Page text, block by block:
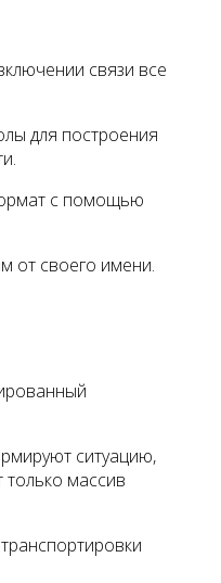
связи все
для построения
с помощью
от своего имени.
ситуацию,
массив